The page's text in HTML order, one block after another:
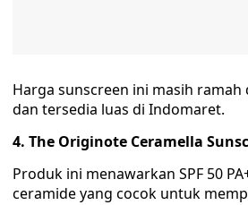
Harga sunscreen ini masih
dan tersedia luas di Indomaret.
4. The Originote Ceramella
Produk ini menawarkan SPF 50
ceramide yang cocok untuk